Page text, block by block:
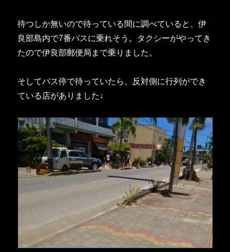
待つしか無いので待っている間に調べていると、伊
良部島内で7番バスに乗れそう。タクシーがやってき
たので伊良部郵便局まで乗りました。
そしてバス停で待っていたら、反対側に行列ができ
ている店がありました↓